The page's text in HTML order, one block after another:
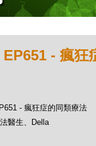
EP651 - 瘋狂
- 瘋狂症的同類療法
醫生、Della